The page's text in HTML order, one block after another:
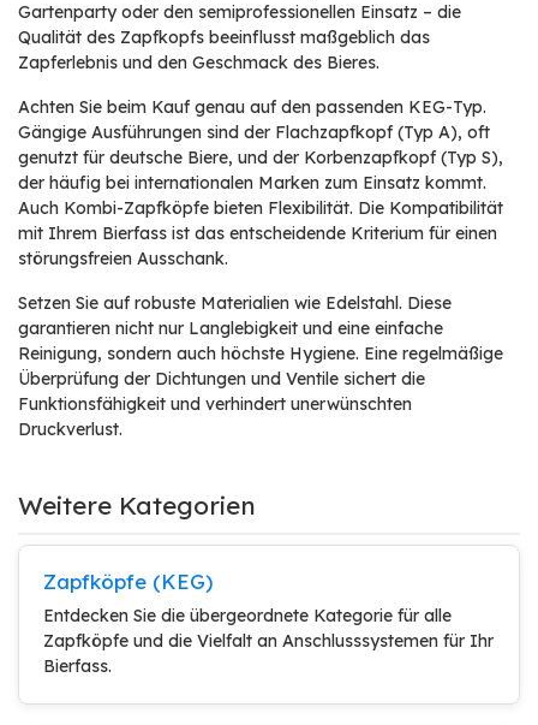
Gartenparty oder den semiprofessionellen Einsatz – die
Qualität des Zapfkopfs beeinflusst maßgeblich das
Zapferlebnis und den Geschmack des Bieres.
Achten Sie beim Kauf genau auf den passenden KEG-Typ.
Gängige Ausführungen sind der Flachzapfkopf (Typ A), oft
genutzt für deutsche Biere, und der Korbenzapfkopf (Typ S),
der häufig bei internationalen Marken zum Einsatz kommt.
Auch Kombi-Zapfköpfe bieten Flexibilität. Die Kompatibilität
mit Ihrem Bierfass ist das entscheidende Kriterium für einen
störungsfreien Ausschank.
Setzen Sie auf robuste Materialien wie Edelstahl. Diese
garantieren nicht nur Langlebigkeit und eine einfache
Reinigung, sondern auch höchste Hygiene. Eine regelmäßige
Überprüfung der Dichtungen und Ventile sichert die
Funktionsfähigkeit und verhindert unerwünschten
Druckverlust.
Weitere Kategorien
Zapfköpfe (KEG)
Entdecken Sie die übergeordnete Kategorie für alle
Zapfköpfe und die Vielfalt an Anschlusssystemen für Ihr
Bierfass.